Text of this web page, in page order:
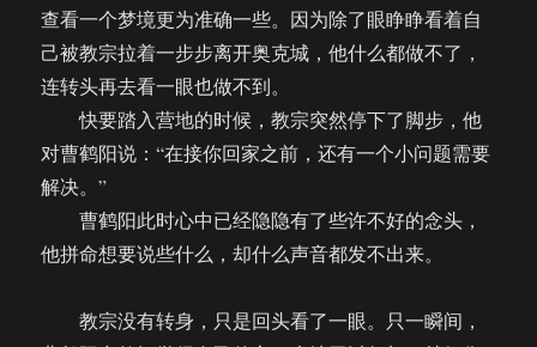
查看一个梦境更为准确一些。因为除了眼睁睁看着自
己被教宗拉着一步步离开奥克城，他什么都做不了，
连转头再去看一眼也做不到。
快要踏入营地的时候，教宗突然停下了脚步，他
对曹鹤阳说：“在接你回家之前，还有一个小问题需要
解决。”
曹鹤阳此时心中已经隐隐有了些许不好的念头，
他拼命想要说些什么，却什么声音都发不出来。
教宗没有转身，只是回头看了一眼。只一瞬间，